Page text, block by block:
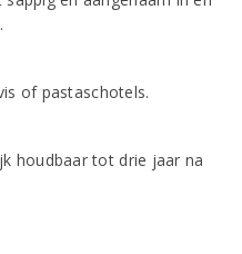
of pastaschotels.
houdbaar tot drie jaar na